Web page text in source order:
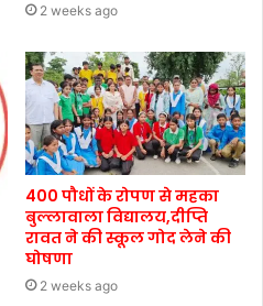
2 weeks ago
400 पौधों के रोपण से महका
बुल्लावाला विद्यालय,दीप्ति
रावत ने की स्कूल गोद लेने की
घोषणा
2 weeks ago